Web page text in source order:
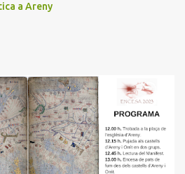
a Areny